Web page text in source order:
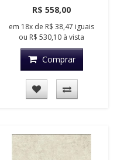
R$ 558,00
em 18x de R$ 38,47 iguais
ou R$ 530,10 à vista
Comprar